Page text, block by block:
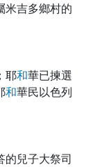
米吉多鄉村的
耶和華已揀選
和華民以色列
的兒子大祭司